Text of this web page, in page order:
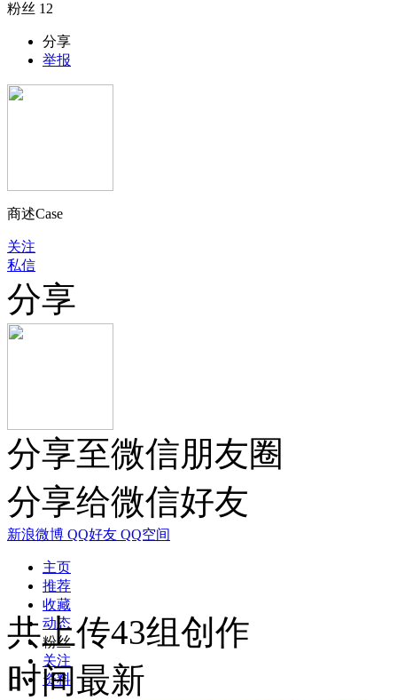
粉丝 12
分享
举报
商述Case
关注
私信
分享
分享至微信朋友圈
分享给微信好友
新浪微博 QQ好友 QQ空间
主页
推荐
收藏
动态
粉丝
关注
资料
共上传43组创作
时间最新